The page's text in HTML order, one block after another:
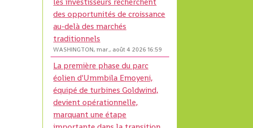
des opportunités de croissance
au-delà des marchés
traditionnels
WASHINGTON, mar., août 4 2026 16:59
La première phase du parc
éolien d'Ummbila Emoyeni,
équipé de turbines Goldwind,
devient opérationnelle,
marquant une étape